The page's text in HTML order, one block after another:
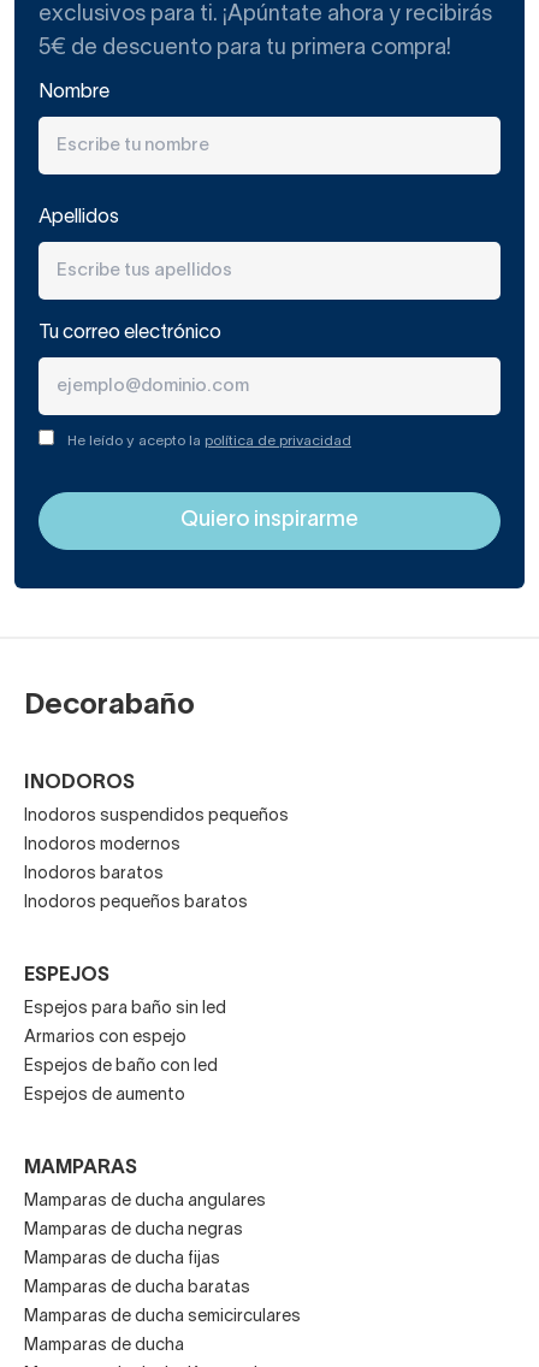
exclusivos para ti. ¡Apúntate ahora y recibirás
5€ de descuento para tu primera compra!
Nombre
Apellidos
Tu correo electrónico
He leído y acepto la política de privacidad
Decorabaño
INODOROS
Inodoros suspendidos pequeños
Inodoros modernos
Inodoros baratos
Inodoros pequeños baratos
ESPEJOS
Espejos para baño sin led
Armarios con espejo
Espejos de baño con led
Espejos de aumento
MAMPARAS
Mamparas de ducha angulares
Mamparas de ducha negras
Mamparas de ducha fijas
Mamparas de ducha baratas
Mamparas de ducha semicirculares
Mamparas de ducha